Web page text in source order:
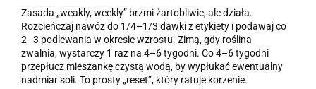
Zasada „weakly, weekly” brzmi żartobliwie, ale działa.
Rozcieńczaj nawóz do 1/4–1/3 dawki z etykiety i podawaj co
2–3 podlewania w okresie wzrostu. Zimą, gdy roślina
zwalnia, wystarczy 1 raz na 4–6 tygodni. Co 4–6 tygodni
przepłucz mieszankę czystą wodą, by wypłukać ewentualny
nadmiar soli. To prosty „reset”, który ratuje korzenie.